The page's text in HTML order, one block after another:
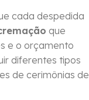
cada despedida
que
e o orçamento
diferentes tipos
de cerimônias de